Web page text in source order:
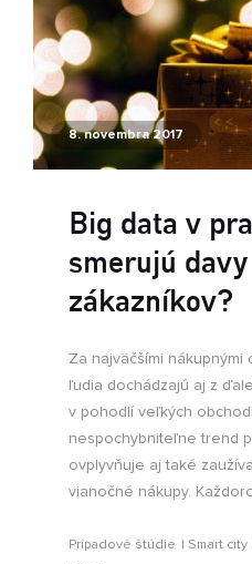
8. novembra 2017
Big data v
smerujú
zákazníkov?
Za najväčšími nákupnými
ľudia dochádzajú aj z
v pohodlí veľkých
nespochybniteľne trend
ovplyvňuje aj také
vianočné nákupy.
Prípadové štúdie Smart city